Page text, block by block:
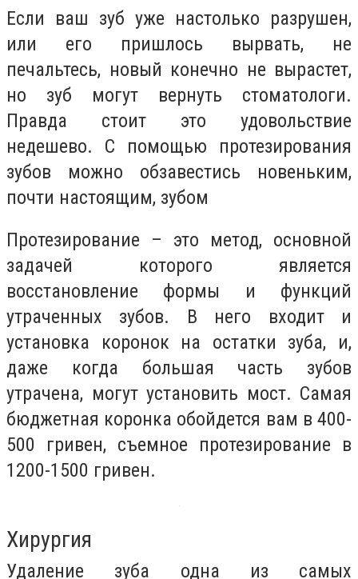
Если ваш зуб уже настолько разрушен,
или его пришлось вырвать, не
печальтесь, новый конечно не вырастет,
но зуб могут вернуть стоматологи.
Правда стоит это удовольствие
недешево. С помощью протезирования
зубов можно обзавестись новеньким,
почти настоящим, зубом
Протезирование – это метод, основной
задачей которого является
восстановление формы и функций
утраченных зубов. В него входит и
установка коронок на остатки зуба, и,
даже когда большая часть зубов
утрачена, могут установить мост. Самая
бюджетная коронка обойдется вам в 400-
500 гривен, съемное протезирование в
1200-1500 гривен.
Хирургия
Удаление зуба одна из самых